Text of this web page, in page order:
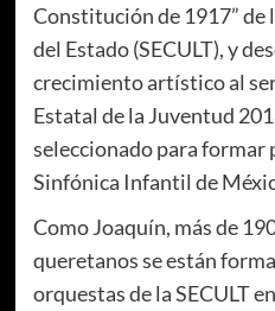
Constitución de 1917” de
del Estado (SECULT), y
crecimiento artístico al
Estatal de la Juventud
seleccionado para formar
Sinfónica Infantil de
Como Joaquín, más de
queretanos se están
orquestas de la SECULT